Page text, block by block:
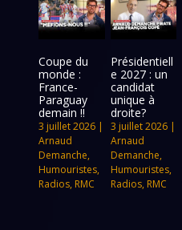
Coupe du
monde :
France-
Paraguay
demain !!
3 juillet 2026 |
Arnaud
Demanche,
Humouristes,
Radios, RMC
Présidentiell
e 2027 : un
candidat
unique à
droite?
3 juillet 2026|
Arnaud
Demanche,
Humouristes,
Radios, RMC